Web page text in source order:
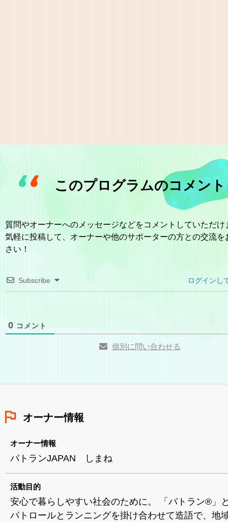
このプログラムのコメント
質問やオーナーへのメッセージなどをコメントしていただけ
気軽に投稿して、オーナーや他のサポーターの方との交流を
さい！
Subscribe ログインし
0 コメント
個別に問い合わせる
オーナー情報
オーナー情報
パトランJAPAN しまね
活動目的
安心で暮らしやすい社会のために。 「パトラン®」
パトロールとランニングを掛け合わせて造語で、地